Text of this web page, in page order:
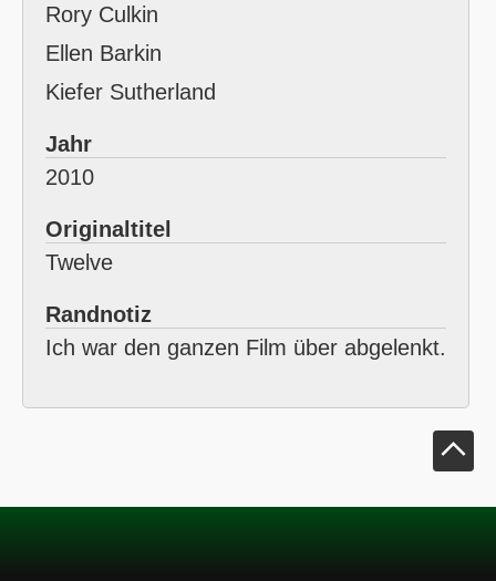
Rory Culkin
Ellen Barkin
Kiefer Sutherland
Jahr
2010
Originaltitel
Twelve
Randnotiz
Ich war den ganzen Film über abgelenkt.
Klick